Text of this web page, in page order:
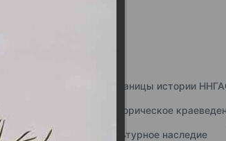
Страницы истории
Историческое
Культурное наследие